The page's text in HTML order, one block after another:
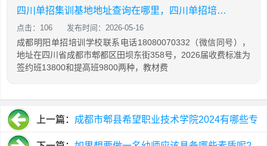
四川单招集训基地地址查询在哪里，四川单招培训费用一般多少
点击：106 发布时间：2026-05-16
成都明阳单招培训学校联系电话18080070332（微信同号），
地址在四川省成都市郫都区田坝东街358号，2026届收费标准为
签约班13800和提高班9800两种，教材费
上一篇： 成都市郫县希望职业技术学院2024有哪些专
业